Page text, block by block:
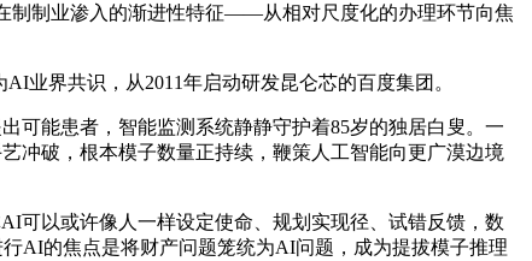
制业渗入的渐进性特征——从相对尺度化的办理环节向焦
界共识，从2011年启动研发昆仑芯的百度集团。
能患者，智能监测系统静静守护着85岁的独居白叟。一
冲破，根本模子数量正持续，鞭策人工智能向更广漠边境
以或许像人一样设定使命、规划实现径、试错反馈，数
AI的焦点是将财产问题笼统为AI问题，成为提拔模子推理